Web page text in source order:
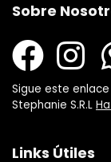
Sobre
Sigue este
Stephanie S.R.L
Links Útiles